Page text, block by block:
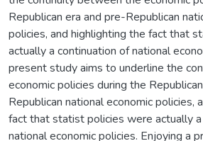
Republican era and pre-Republican
policies, and highlighting the fact that
actually a continuation of national
present study aims to underline the
economic policies during the
Republican national economic policies,
fact that statist policies were actually
national economic policies. Enjoying a